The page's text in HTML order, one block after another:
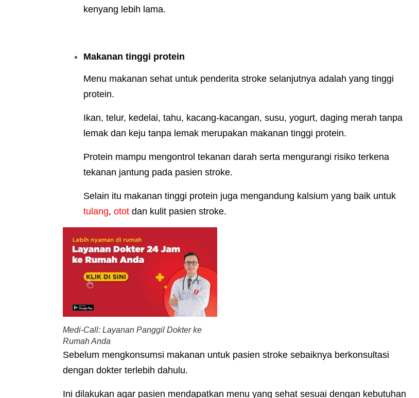
kenyang lebih lama.
Makanan tinggi protein
Menu makanan sehat untuk penderita stroke selanjutnya adalah yang tinggi
protein.
Ikan, telur, kedelai, tahu, kacang-kacangan, susu, yogurt, daging merah tanpa
lemak dan keju tanpa lemak merupakan makanan tinggi protein.
Protein mampu mengontrol tekanan darah serta mengurangi risiko terkena
tekanan jantung pada pasien stroke.
Selain itu makanan tinggi protein juga mengandung kalsium yang baik untuk
tulang, otot dan kulit pasien stroke.
Medi-Call: Layanan Panggil Dokter ke
Rumah Anda
Sebelum mengkonsumsi makanan untuk pasien stroke sebaiknya berkonsultasi
dengan dokter terlebih dahulu.
Ini dilakukan agar pasien mendapatkan menu yang sehat sesuai dengan kebutuhan